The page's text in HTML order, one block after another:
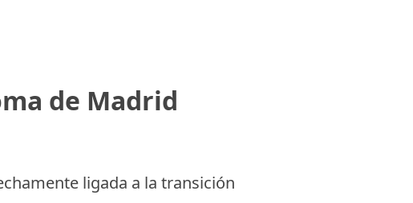
de Madrid
ligada a la transición